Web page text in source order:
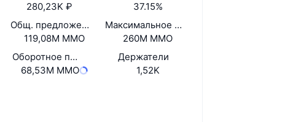
280,23K ₽
37.15%
Общ. предложение
119,08M MMO
Максимальное предложение
260M MMO
Оборотное предложение
68,53M MMO
Держатели
1,52K